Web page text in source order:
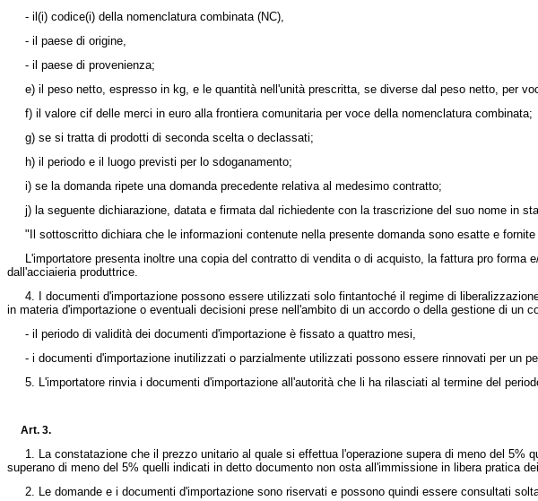
- il(i) codice(i) della nomenclatura combinata (NC),
- il paese di origine,
- il paese di provenienza;
e) il peso netto, espresso in kg, e le quantità nell'unità prescritta, se diverse dal peso netto, per
f) il valore cif delle merci in euro alla frontiera comunitaria per voce della nomenclatura combinata;
g) se si tratta di prodotti di seconda scelta o declassati;
h) il periodo e il luogo previsti per lo sdoganamento;
i) se la domanda ripete una domanda precedente relativa al medesimo contratto;
j) la seguente dichiarazione, datata e firmata dal richiedente con la trascrizione del suo nome in
"Il sottoscritto dichiara che le informazioni contenute nella presente domanda sono esatte e fornite
L'importatore presenta inoltre una copia del contratto di vendita o di acquisto, la fattura pro forma
dall'acciaieria produttrice.
4. I documenti d'importazione possono essere utilizzati solo fintantoché il regime di
in materia d'importazione o eventuali decisioni prese nell'ambito di un accordo o della gestione di un
- il periodo di validità dei documenti d'importazione è fissato a quattro mesi,
- i documenti d'importazione inutilizzati o parzialmente utilizzati possono essere rinnovati per un
5. L'importatore rinvia i documenti d'importazione all'autorità che li ha rilasciati al termine del
Art. 3.
1. La constatazione che il prezzo unitario al quale si effettua l'operazione supera di meno del 5%
superano di meno del 5% quelli indicati in detto documento non osta all'immissione in libera pratica
2. Le domande e i documenti d'importazione sono riservati e possono quindi essere consultati